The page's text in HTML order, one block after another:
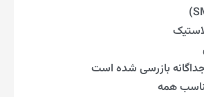
بازرسی شده است
همه